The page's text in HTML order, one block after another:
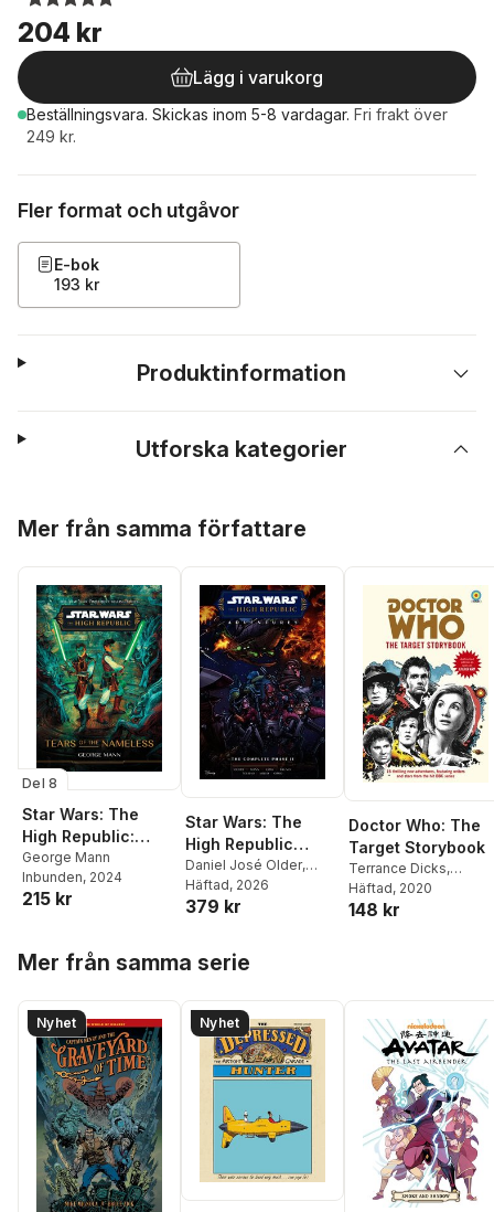
204 kr
Lägg i varukorg
Beställningsvara. Skickas inom 5-8 vardagar. Fri frakt över
249 kr.
Fler format och utgåvor
E-bok
193 kr
Produktinformation
Utforska kategorier
Mer från samma författare
Del 8
Star Wars: The
High Republic:
Tears of the
Nameless
George Mann
Inbunden, 2024
215 kr
Star Wars: The
High Republic
Adventures--The
Complete Phase II
Daniel José Older,
George Mann
Häftad, 2026
379 kr
Doctor Who: The
Target Storybook
Terrance Dicks,
Matthew Sweet
Guerrier
Cole
George Mann,Susie
Day,Mike Tucker, Joy
Wilkinson,Beverly
Sanford
Häftad, 2020
148 kr
Mer från samma serie
Nyhet Nyhet